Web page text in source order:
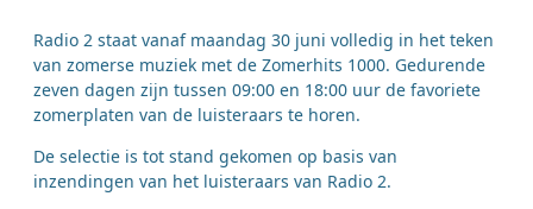
Radio 2 staat vanaf maandag 30 juni volledig in het teken
van zomerse muziek met de Zomerhits 1000. Gedurende
zeven dagen zijn tussen 09:00 en 18:00 uur de favoriete
zomerplaten van de luisteraars te horen.
De selectie is tot stand gekomen op basis van
inzendingen van het luisteraars van Radio 2.